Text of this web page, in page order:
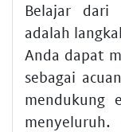
Belajar
adalah
Anda dapat
sebagai
mendukung